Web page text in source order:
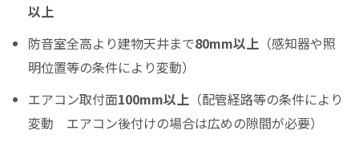
シュミレーション結果
月々のお支払金額
（初回月のみ）お支払金額
以上
防音室全高より建物天井まで80mm以上 （感知器や照
明位置等の条件により変動）
エアコン取付面100mm以上 （配管経路等の条件により
変動 エアコン後付けの場合は広めの隙間が必要）